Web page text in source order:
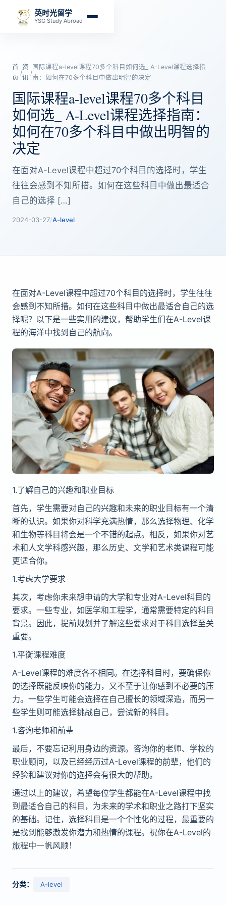
英时光留学
YSG Study Abroad
首
页
/
资
讯
/
国际课程a-level课程70多个科目如何选_ A-Level课程选择指
南：如何在70多个科目中做出明智的决定
国际课程a-level课程70多个科目
如何选_ A-Level课程选择指南：
如何在70多个科目中做出明智的
决定
在面对A-Level课程中超过70个科目的选择时，学生
往往会感到不知所措。如何在这些科目中做出最适合
自己的选择 […]
2024-03-27/A-level
在面对A-Level课程中超过70个科目的选择时，学生往往
会感到不知所措。如何在这些科目中做出最适合自己的选
择呢？以下是一些实用的建议，帮助学生们在A-Level课
程的海洋中找到自己的航向。
1.了解自己的兴趣和职业目标
首先，学生需要对自己的兴趣和未来的职业目标有一个清
晰的认识。如果你对科学充满热情，那么选择物理、化学
和生物等科目将会是一个不错的起点。相反，如果你对艺
术和人文学科感兴趣，那么历史、文学和艺术类课程可能
更适合你。
1.考虑大学要求
其次，考虑你未来想申请的大学和专业对A-Level科目的
要求。一些专业，如医学和工程学，通常需要特定的科目
背景。因此，提前规划并了解这些要求对于科目选择至关
重要。
1.平衡课程难度
A-Level课程的难度各不相同。在选择科目时，要确保你
的选择既能反映你的能力，又不至于让你感到不必要的压
力。一些学生可能会选择在自己擅长的领域深造，而另一
些学生则可能选择挑战自己，尝试新的科目。
1.咨询老师和前辈
最后，不要忘记利用身边的资源。咨询你的老师、学校的
职业顾问，以及已经经历过A-Level课程的前辈，他们的
经验和建议对你的选择会有很大的帮助。
通过以上的建议，希望每位学生都能在A-Level课程中找
到最适合自己的科目，为未来的学术和职业之路打下坚实
的基础。记住，选择科目是一个个性化的过程，最重要的
是找到能够激发你潜力和热情的课程。祝你在A-Level的
旅程中一帆风顺！
分类： A-level